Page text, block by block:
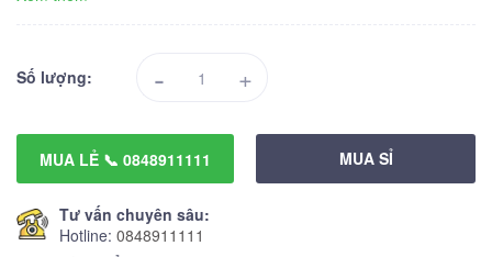
Số lượng: - +
MUA LẺ 📞 0848911111 MUA SỈ
Tư vấn chuyên sâu:
Hotline: 0848911111